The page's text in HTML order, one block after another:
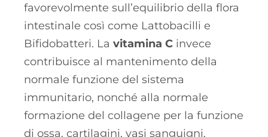
favorevolmente sull’equilibrio della flora
intestinale così come Lattobacilli e
Bifidobatteri. La vitamina C invece
contribuisce al mantenimento della
normale funzione del sistema
immunitario, nonché alla normale
formazione del collagene per la funzione
di ossa, cartilagini, vasi sanguigni,